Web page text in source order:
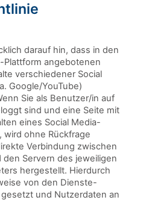
darauf hin, dass in den
Plattform angebotenen
verschiedener Social
Google/YouTube)
Sie als Benutzer/in auf
sind und eine Seite mit
eines Social Media-
ohne Rückfrage
Verbindung zwischen
Servern des jeweiligen
hergestellt. Hierdurch
von den Dienste-
und Nutzerdaten an